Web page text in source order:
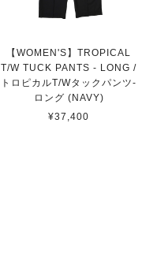
【WOMEN'S】TROPICAL
T/W TUCK PANTS - LONG /
トロピカルT/Wタックパンツ-
ロング (NAVY)
¥37,400